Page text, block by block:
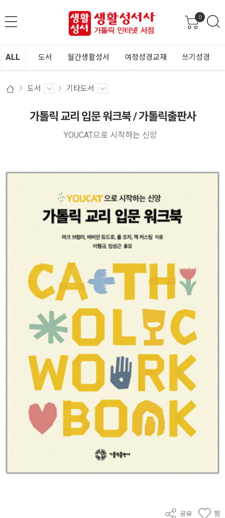
0
ALL 도서 월간생활성서 여정성경교재 쓰기성경
도서 기타도서
가톨릭 교리 입문 워크북 / 가톨릭출판사
YOUCAT으로 시작하는 신앙
공유 찜